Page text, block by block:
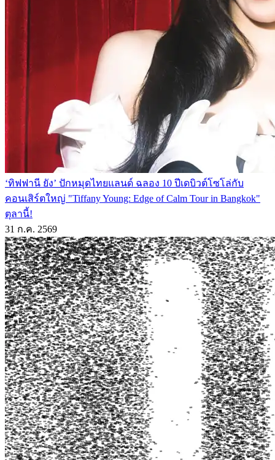
‘ทิฟฟานี ยัง’ ปักหมุดไทยแลนด์ ฉลอง 10 ปีเดบิวต์โซโล่กับ
คอนเสิร์ตใหญ่ "Tiffany Young: Edge of Calm Tour in Bangkok"
ตุลานี้!
31 ก.ค. 2569